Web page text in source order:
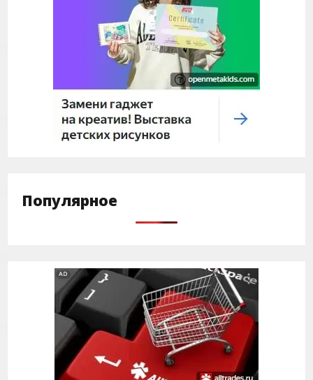
Популярное